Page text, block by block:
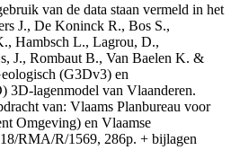
van de data staan vermeld in het
J., De Koninck R., Bos S.,
Hambsch L., Lagrou, D.,
J., Rombaut B., Van Baelen K. &
(G3Dv3) en
3D-lagenmodel van Vlaanderen.
van: Vlaams Planbureau voor
Omgeving) en Vlaamse
RMA/R/1569, 286p. + bijlagen